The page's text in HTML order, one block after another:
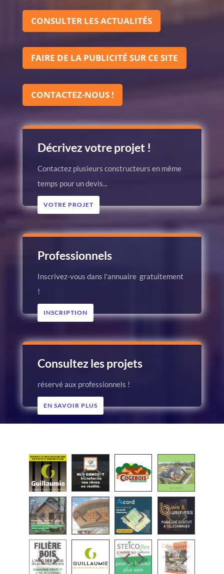
CONSULTER LES ACTUALITÉS
FAIRE DE LA PUBLICITÉ SUR CE SITE
CONTACTEZ-NOUS !
Décrivez votre projet !
Contactez plusieurs constructeurs en même
temps pour un devis...
VOTRE PROJET
Professionnels
Inscrivez-vous dans l'annuaire gratuitement
!
INSCRIPTION
Consultez les projets
réservé aux professionnels !
EN SAVOIR PLUS